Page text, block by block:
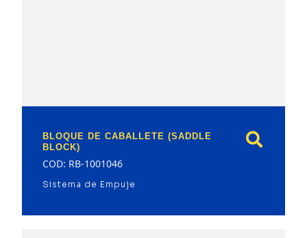
BLOQUE DE CABALLETE (SADDLE
BLOCK)
COD: RB-1001046
Sistema de Empuje